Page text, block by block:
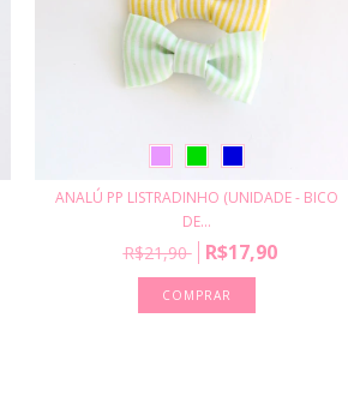
ANALÚ PP LISTRADINHO (UNIDADE - BICO
DE...
R$21,90 R$17,90
COMPRAR